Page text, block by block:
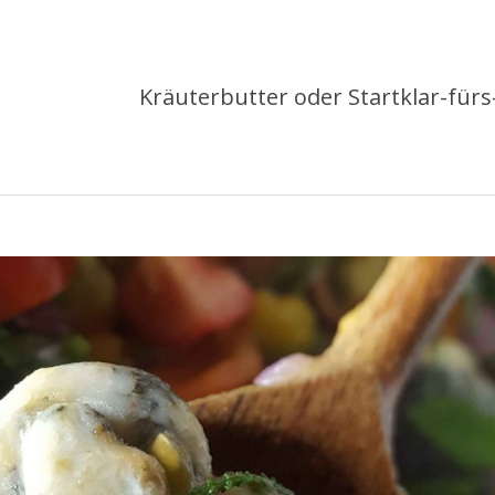
Kräuterbutter oder Startklar-